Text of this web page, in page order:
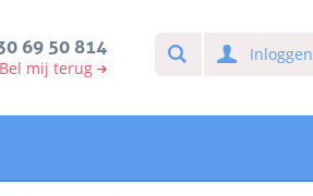
69 50 814
Bel mij terug
SearchInloggen